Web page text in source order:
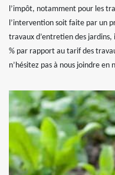
l’impôt, notamment pour les
l’intervention soit faite par un
travaux d’entretien des jardins,
% par rapport au tarif des
n’hésitez pas à nous joindre en